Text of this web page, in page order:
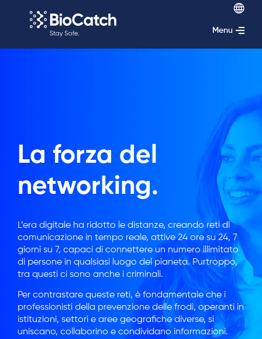
Menu
La forza del
networking.
L’era digitale ha ridotto le distanze, creando reti di
comunicazione in tempo reale, attive 24 ore su 24, 7
giorni su 7, capaci di connettere un numero illimitato
di persone in qualsiasi luogo del pianeta. Purtroppo,
tra questi ci sono anche i criminali.
Per contrastare queste reti, è fondamentale che i
professionisti della prevenzione delle frodi, operanti in
istituzioni, settori e aree geografiche diverse, si
uniscano, collaborino e condividano informazioni.